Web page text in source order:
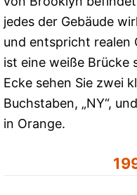
jedes der Gebäude
und entspricht realen
ist eine weiße Brücke
Ecke sehen Sie zwei
Buchstaben, „NY“,
in Orange.